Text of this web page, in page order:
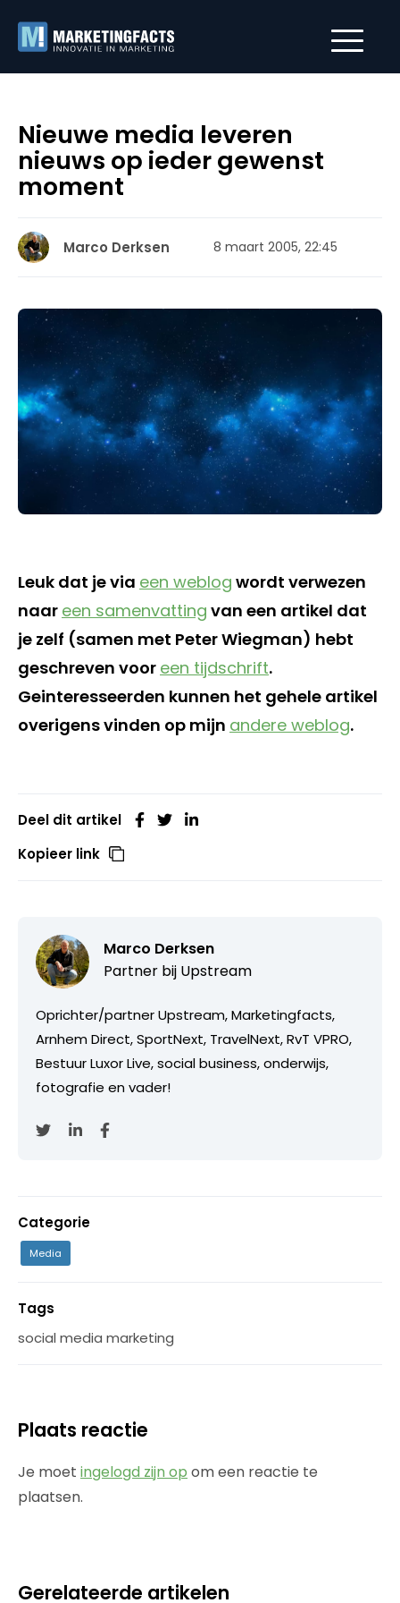
Nieuwe media leveren
nieuws op ieder gewenst
moment
Marco Derksen 8 maart 2005, 22:45
Leuk dat je via een weblog wordt verwezen
naar een samenvatting van een artikel dat
je zelf (samen met Peter Wiegman) hebt
geschreven voor een tijdschrift.
Geinteresseerden kunnen het gehele artikel
overigens vinden op mijn andere weblog.
Deel dit artikel
Kopieer link
Marco Derksen
Partner bij Upstream
Oprichter/partner Upstream, Marketingfacts,
Arnhem Direct, SportNext, TravelNext, RvT VPRO,
Bestuur Luxor Live, social business, onderwijs,
fotografie en vader!
Categorie
Media
Tags
social media marketing
Plaats reactie
Je moet ingelogd zijn op om een reactie te
plaatsen.
Gerelateerde artikelen